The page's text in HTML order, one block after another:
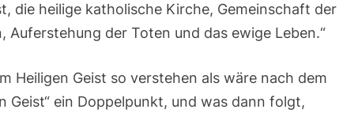
12,3b-
7.12-
13;
Joh
20,19-
23;
die heilige katholische Kirche, Gemeinschaft der
Auferstehung der Toten und das ewige Leben.“
Heiligen Geist so verstehen als wäre nach dem
Geist“ ein Doppelpunkt, und was dann folgt,